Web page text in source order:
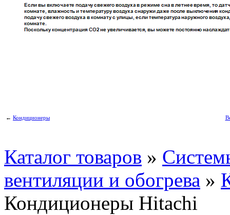
← Кондиционеры
Каталог товаров »
вентиляции и обогрева »
Кондиционеры Hitachi